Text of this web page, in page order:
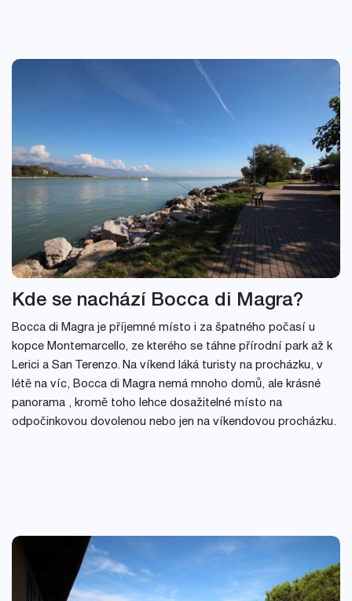
Kde se nachází Bocca di Magra?
Bocca di Magra je příjemné místo i za špatného počasí u
kopce Montemarcello, ze kterého se táhne přírodní park až k
Lerici a San Terenzo. Na víkend láká turisty na procházku, v
létě na víc, Bocca di Magra nemá mnoho domů, ale krásné
panorama , kromě toho lehce dosažitelné místo na
odpočinkovou dovolenou nebo jen na víkendovou procházku.